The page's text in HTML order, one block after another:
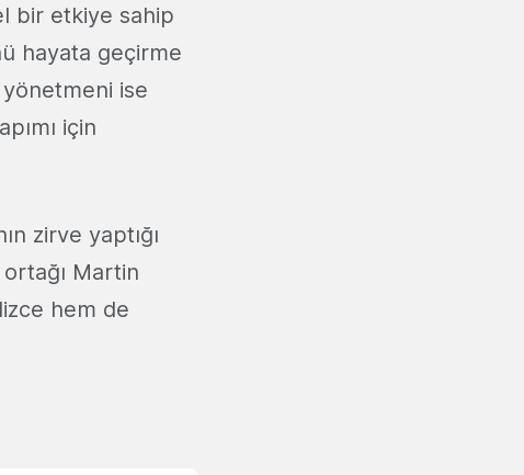
bir etkiye sahip
hayata geçirme
ise
için
zirve yaptığı
Martin
hem de